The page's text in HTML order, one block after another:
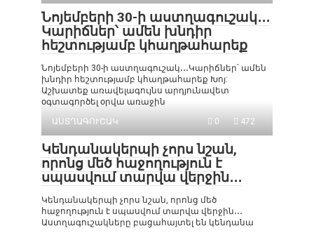
Նոյեմբերի 30-ի աստղագուշակ․․․
Կարիճներ՝ ամեն խնդիր
հեշտությամբ կհաղթահարեք
Նոյեմբերի 30-ի աստղագուշակ․․․Կարիճներ՝ ամեն
խնդիր հեշտությամբ կհաղթահարեք Խոյ:
Աշխատեք առավելագույնս արդյունավետ
օգտագործել օրվա առաջին
ԱՍՏՂԱԳՈՒՇԱԿ
0 472
Կենդանակերպի չորս նշան,
որոնց մեծ հաջողություն է
սպասվում տարվա վերջին․․․
Կենդանակերպի չորս նշան, որոնց մեծ
հաջողություն է սպասվում տարվա վերջին․․․
Աստղագուշակները բացահայտել են կենդանա